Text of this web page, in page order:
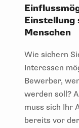
Menschen
Wie sichern
Interessen
Bewerber,
werden soll?
muss sich Ihr
bereits vor